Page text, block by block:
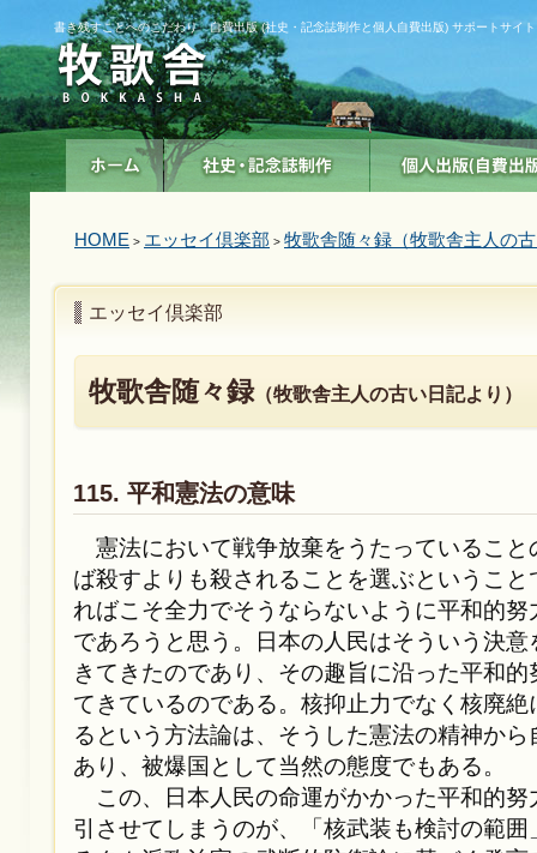
書き残すことへのこだわり 自費出版 (社史・記念誌制作と個人自費出版) サポートサイト
HOME > エッセイ倶楽部 > 牧歌舎随々録（牧歌舎主人の
エッセイ倶楽部
牧歌舎随々録（牧歌舎主人の古い日記より）
115. 平和憲法の意味
憲法において戦争放棄をうたっていること
ば殺すよりも殺されることを選ぶというこ
ればこそ全力でそうならないように平和的
であろうと思う。日本の人民はそういう決
きてきたのであり、その趣旨に沿った平和
てきているのである。核抑止力でなく核廃
るという方法論は、そうした憲法の精神か
あり、被爆国として当然の態度でもある。
この、日本人民の命運がかかった平和的努
引させてしまうのが、「核武装も検討の範